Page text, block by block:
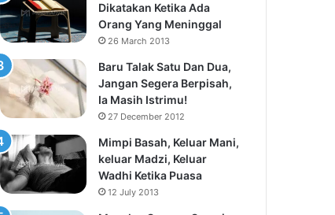
Dikatakan Ketika Ada
Orang Yang Meninggal
26 March 2013
Baru Talak Satu Dan Dua,
Jangan Segera Berpisah,
Ia Masih Istrimu!
27 December 2012
Mimpi Basah, Keluar Mani,
keluar Madzi, Keluar
Wadhi Ketika Puasa
12 July 2013